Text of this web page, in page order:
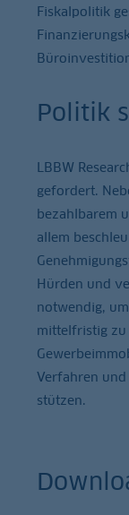
Fiskalpolitik
Politik
LBBW
gefordert.
bezahlbarem
allem
Hürden und
notwendig,
mittelfristig zu
Verfahren
stützen.